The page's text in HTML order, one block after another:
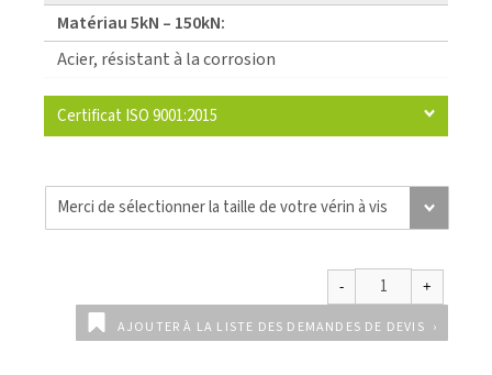
Matériau 5kN – 150kN:
Acier, résistant à la corrosion
Certificat ISO 9001:2015
AJOUTER À LA LISTE DES DEMANDES DE DEVIS